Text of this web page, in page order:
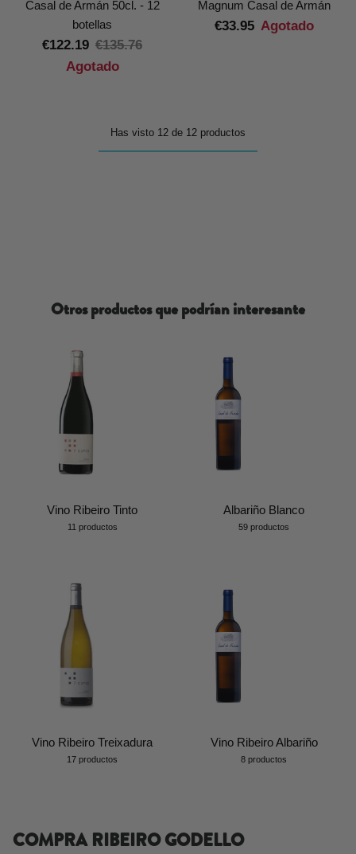
Casal de Armán 50cl. - 12
botellas
€122.19 €135.76
Agotado
Magnum Casal de Armán
€33.95 Agotado
Has visto 12 de 12 productos
Otros productos que podrían interesante
Vino Ribeiro Tinto
11 productos
Albariño Blanco
59 productos
Vino Ribeiro Treixadura
17 productos
Vino Ribeiro Albariño
8 productos
COMPRA RIBEIRO GODELLO